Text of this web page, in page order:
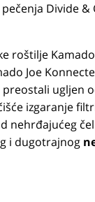
Divide &
roštilje
Joe
ugljen
izgaranje
nehrđajućeg
i dugotrajnog